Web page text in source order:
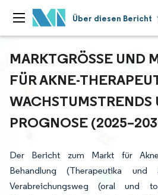
Über diesen Bericht
MARKTGRÖSSE UND
ÜR AKNE-
ACHSTUMSTRENDS
ROGNOSE
Der Bericht zum Markt für
Behandlung (Therapeutika und
Verabreichungsweg (oral und